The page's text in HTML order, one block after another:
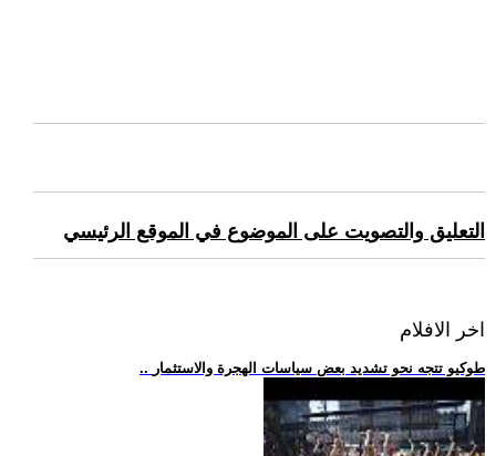
التعليق والتصويت على الموضوع في الموقع الرئيسي
اخر الافلام
.. طوكيو تتجه نحو تشديد بعض سياسات الهجرة والاستثمار